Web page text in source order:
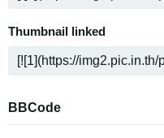
Thumbnail linked
BBCode